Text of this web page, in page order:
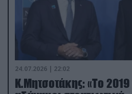
24.07.2026 | 22:02
Κ.Μητσοτάκης: «Το